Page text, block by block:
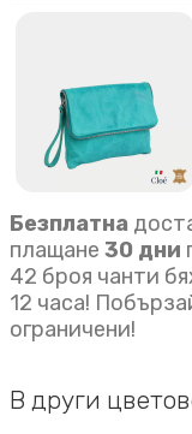
Безплатна
плащане 30 дни
42 броя чанти
12 часа!
ограничени!
В други